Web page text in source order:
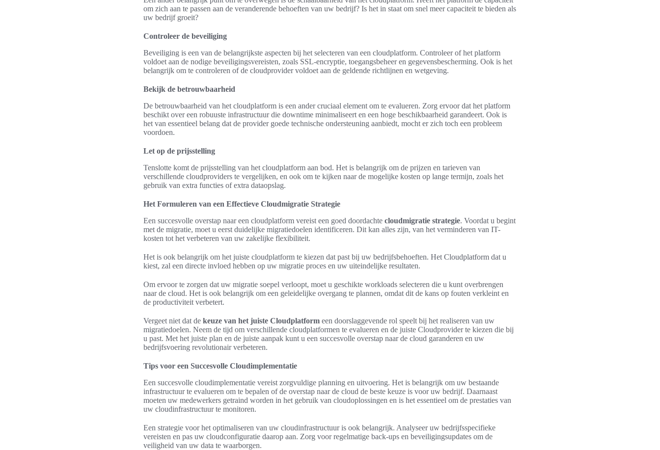
om zich aan te passen aan de veranderende behoeften van uw bedrijf? Is het in staat om snel meer capaciteit te bieden als
uw bedrijf groeit?
Controleer de beveiliging
Beveiliging is een van de belangrijkste aspecten bij het selecteren van een cloudplatform. Controleer of het platform
voldoet aan de nodige beveiligingsvereisten, zoals SSL-encryptie, toegangsbeheer en gegevensbescherming. Ook is het
belangrijk om te controleren of de cloudprovider voldoet aan de geldende richtlijnen en wetgeving.
Bekijk de betrouwbaarheid
De betrouwbaarheid van het cloudplatform is een ander cruciaal element om te evalueren. Zorg ervoor dat het platform
beschikt over een robuuste infrastructuur die downtime minimaliseert en een hoge beschikbaarheid garandeert. Ook is
het van essentieel belang dat de provider goede technische ondersteuning aanbiedt, mocht er zich toch een probleem
voordoen.
Let op de prijsstelling
Tenslotte komt de prijsstelling van het cloudplatform aan bod. Het is belangrijk om de prijzen en tarieven van
verschillende cloudproviders te vergelijken, en ook om te kijken naar de mogelijke kosten op lange termijn, zoals het
gebruik van extra functies of extra dataopslag.
Het Formuleren van een Effectieve Cloudmigratie Strategie
Een succesvolle overstap naar een cloudplatform vereist een goed doordachte cloudmigratie strategie. Voordat u begint
met de migratie, moet u eerst duidelijke migratiedoelen identificeren. Dit kan alles zijn, van het verminderen van IT-
kosten tot het verbeteren van uw zakelijke flexibiliteit.
Het is ook belangrijk om het juiste cloudplatform te kiezen dat past bij uw bedrijfsbehoeften. Het Cloudplatform dat u
kiest, zal een directe invloed hebben op uw migratie proces en uw uiteindelijke resultaten.
Om ervoor te zorgen dat uw migratie soepel verloopt, moet u geschikte workloads selecteren die u kunt overbrengen
naar de cloud. Het is ook belangrijk om een geleidelijke overgang te plannen, omdat dit de kans op fouten verkleint en
de productiviteit verbetert.
Vergeet niet dat de keuze van het juiste Cloudplatform een doorslaggevende rol speelt bij het realiseren van uw
migratiedoelen. Neem de tijd om verschillende cloudplatformen te evalueren en de juiste Cloudprovider te kiezen die bij
u past. Met het juiste plan en de juiste aanpak kunt u een succesvolle overstap naar de cloud garanderen en uw
bedrijfsvoering revolutionair verbeteren.
Tips voor een Succesvolle Cloudimplementatie
Een succesvolle cloudimplementatie vereist zorgvuldige planning en uitvoering. Het is belangrijk om uw bestaande
infrastructuur te evalueren om te bepalen of de overstap naar de cloud de beste keuze is voor uw bedrijf. Daarnaast
moeten uw medewerkers getraind worden in het gebruik van cloudoplossingen en is het essentieel om de prestaties van
uw cloudinfrastructuur te monitoren.
Een strategie voor het optimaliseren van uw cloudinfrastructuur is ook belangrijk. Analyseer uw bedrijfsspecifieke
vereisten en pas uw cloudconfiguratie daarop aan. Zorg voor regelmatige back-ups en beveiligingsupdates om de
veiligheid van uw data te waarborgen.